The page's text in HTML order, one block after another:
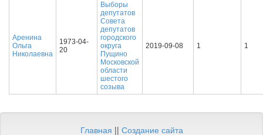
Аренина
Ольга
Николаевна
1973-04-
20
Выборы
депутатов
Совета
депутатов
городского
округа
Пущино
Московской
области
шестого
созыва
2019-09-08 1 1
Главная || Создание сайта